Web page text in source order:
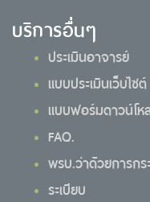
บริการอื่นๆ
ประเมินอาจารย์
แบบประเมินเว็บไซต์
แบบฟอร์มดาวน์โห
FAQ.
พรบ.ว่าด้วยการก
ระเบียบ